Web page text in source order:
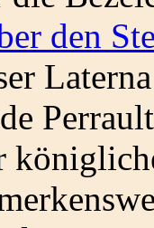
den